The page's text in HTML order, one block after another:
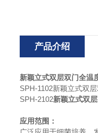
产品介绍
新颖立式双层双门全温
SPH-1102新颖立式双
SPH-2102新颖立式双
应用范围：